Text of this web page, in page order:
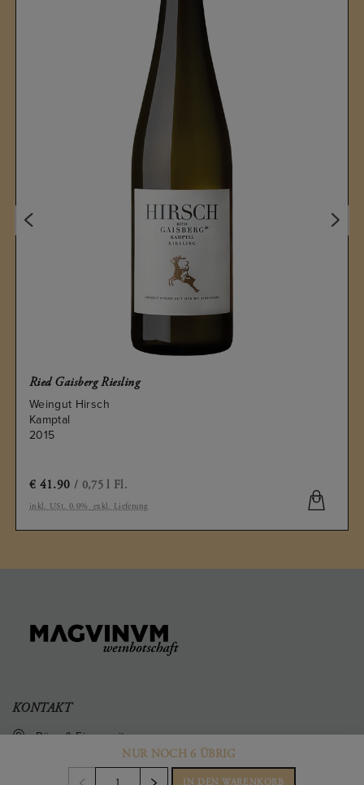
Ried Gaisberg Riesling
Weingut Hirsch
Kamptal
2015
€ 41.90 / 0,75 l Fl.
inkl. USt. 0.0% exkl. Lieferung
NUR NOCH 6 ÜBRIG
IN DEN WARENKORB
KONTAKT
Büro & Firmensitz
Weinberggasse 2
,Langenlois